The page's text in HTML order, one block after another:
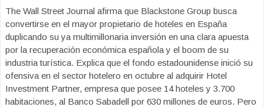
The Wall Street Journal afirma que Blackstone Group busca
convertirse en el mayor propietario de hoteles en España
duplicando su ya multimillonaria inversión en una clara apuesta
por la recuperación económica española y el boom de su
industria turística. Explica que el fondo estadounidense inició su
ofensiva en el sector hotelero en octubre al adquirir Hotel
Investment Partner, empresa que posee 14 hoteles y 3.700
habitaciones, al Banco Sabadell por 630 millones de euros. Pero